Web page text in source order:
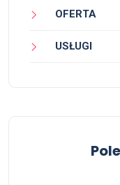
OFERTA
USŁUGI